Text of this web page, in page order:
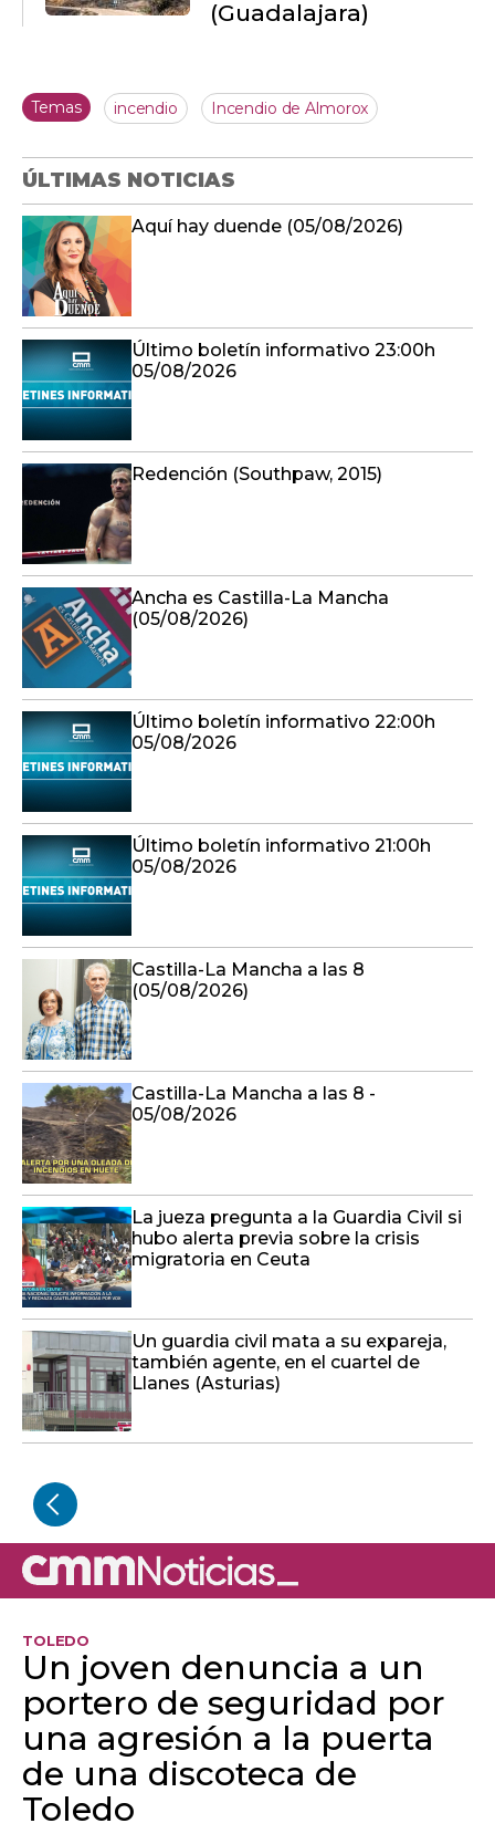
(Guadalajara)
Temas incendio Incendio de Almorox
ÚLTIMAS NOTICIAS
Aquí hay duende (05/08/2026)
Último boletín informativo 23:00h
05/08/2026
Redención (Southpaw, 2015)
Ancha es Castilla-La Mancha
(05/08/2026)
Último boletín informativo 22:00h
05/08/2026
Último boletín informativo 21:00h
05/08/2026
Castilla-La Mancha a las 8
(05/08/2026)
Castilla-La Mancha a las 8 -
05/08/2026
La jueza pregunta a la Guardia Civil si
hubo alerta previa sobre la crisis
migratoria en Ceuta
Un guardia civil mata a su expareja,
también agente, en el cuartel de
Llanes (Asturias)
TOLEDO
Un joven denuncia a un
portero de seguridad por
una agresión a la puerta
de una discoteca de
Toledo